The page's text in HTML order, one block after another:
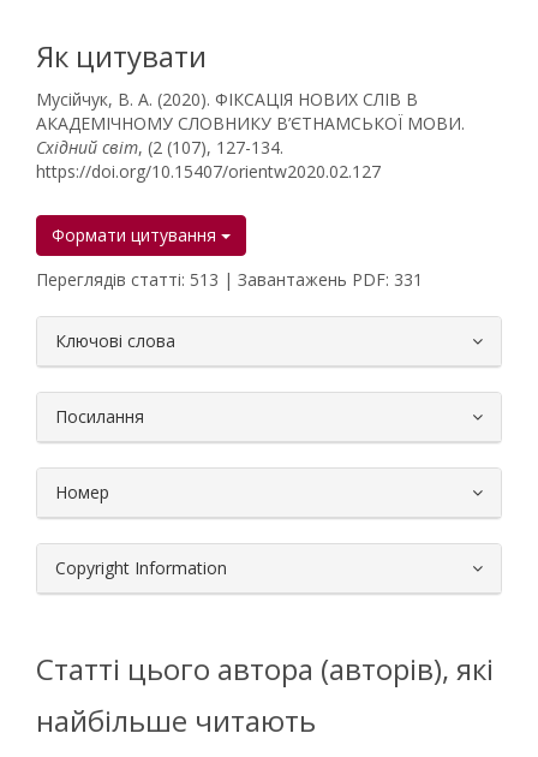
Як цитувати
Мусійчук, В. А. (2020). ФІКСАЦІЯ НОВИХ СЛІВ В
АКАДЕМІЧНОМУ СЛОВНИКУ В’ЄТНАМСЬКОЇ МОВИ.
Східний світ, (2 (107), 127-134.
https://doi.org/10.15407/orientw2020.02.127
Формати цитування
Переглядів статті: 513 | Завантажень PDF: 331
Ключові слова
Посилання
Номер
Copyright Information
Статті цього автора (авторів), які
найбільше читають